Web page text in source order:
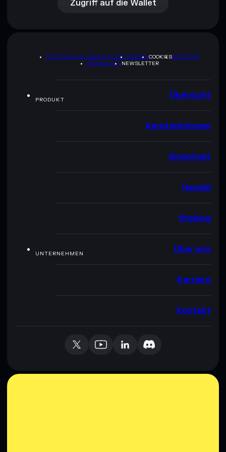
Zugriff auf die Wallet
DATENSCHUTZRICHTLINIETERMSCOOKIESSITEMAP
BRAND-KITNEWSLETTER
PRODUKT Übersicht
Kernfunktionen
Sicherheit
Handel
Staking
UNTERNEHMEN Über uns
Karriere
Kontakt